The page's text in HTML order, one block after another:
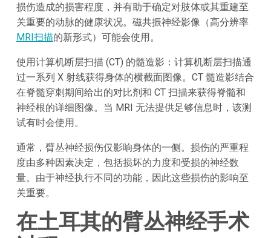
损伤造成的损害程度，并有助于确定对肢体或其重建至
关重要的动脉的健康状况。磁共振神经影像（高分辨率
MRI扫描的新形式）可能会使用。
使用计算机断层扫描 (CT) 的髓造影：计算机断层扫描通
过一系列 X 射线获得身体的横截面图像。CT 髓造影结合
在脊髓穿刺期间给出的对比剂和 CT 扫描来获得脊髓和
神经根的详细图像。当 MRI 无法提供足够信息时，该测
试有时会使用。
通常，臂丛神经损伤仅影响身体的一侧。损伤的严重程
度由多种因素决定，包括损坏的力度和受损的神经数
量。由于神经执行不同的功能，因此这些损伤的影响至
关重要。
在土耳其的臂丛神经手术